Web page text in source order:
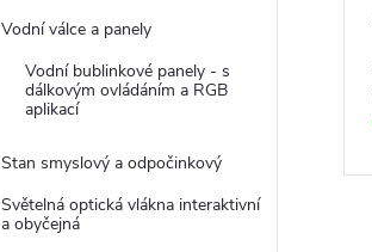
Vodní válce a panely
Vodní bublinkové panely - s
dálkovým ovládáním a RGB
aplikací
Stan smyslový a odpočinkový
Světelná optická vlákna interaktivní
a obyčejná